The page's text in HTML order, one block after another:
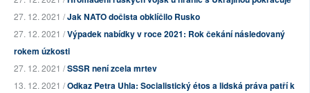
27. 12. 2021 /Jak NATO dočista obklíčilo Rusko
27. 12. 2021 /Výpadek nabídky v roce 2021: Rok čekání následovaný
rokem úzkosti
27. 12. 2021 /SSSR není zcela mrtev
13. 12. 2021 /Odkaz Petra Uhla: Socialistický étos a lidská práva patří k